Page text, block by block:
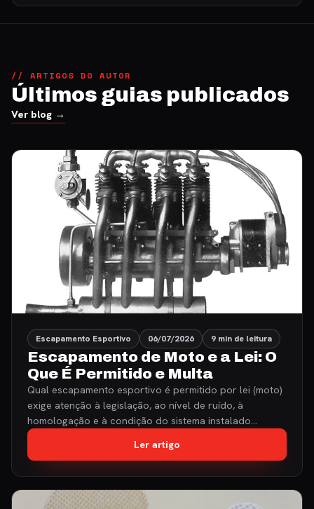
// ARTIGOS DO AUTOR
Últimos guias publicados
Ver blog →
Escapamento Esportivo 06/07/2026 9 min de leitura
Escapamento de Moto e a Lei: O
Que É Permitido e Multa
Qual escapamento esportivo é permitido por lei (moto)
exige atenção à legislação, ao nível de ruído, à
homologação e à condição do sistema instalado…
Ler artigo